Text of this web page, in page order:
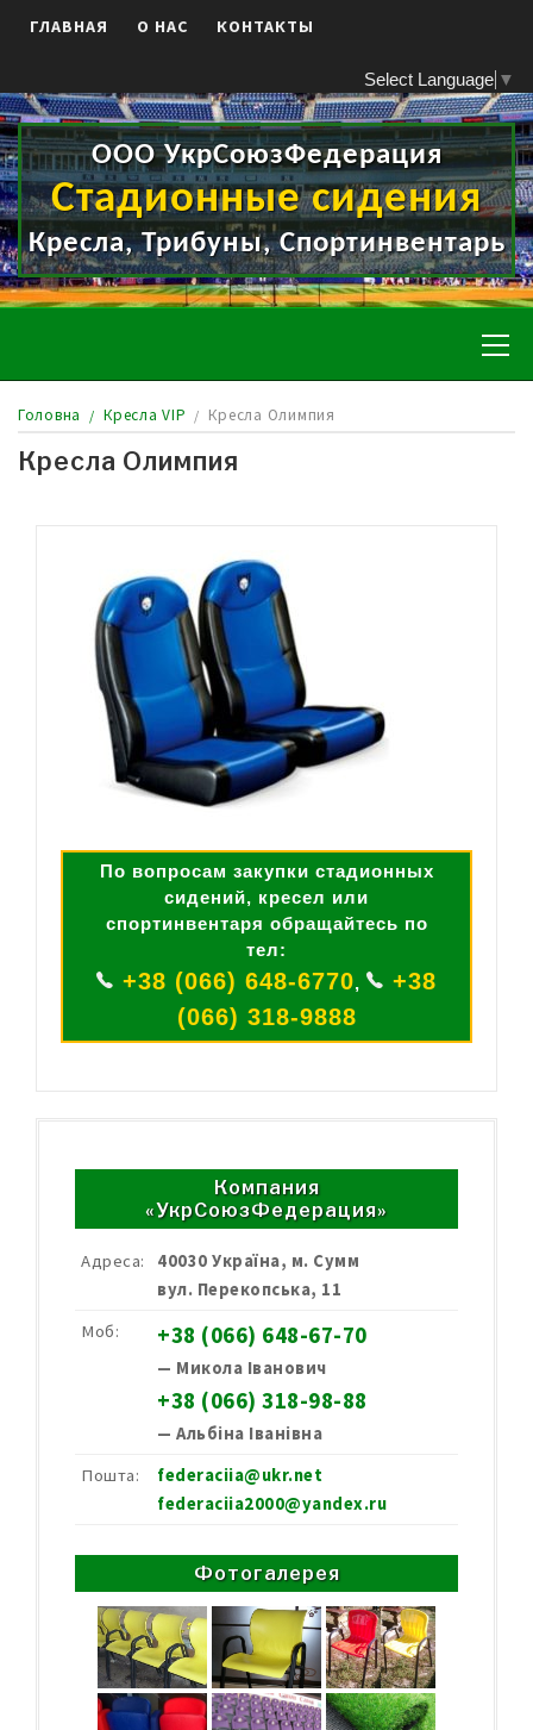
ГЛАВНАЯ О НАС КОНТАКТЫ
Select Language ▼
ООО УкрСоюзФедерация
Стадионные сидения
Кресла, Трибуны, Спортинвентарь
Головна Кресла VIP Кресла Олимпия
Кресла Олимпия
По вопросам закупки стадионных
сидений, кресел или
спортинвентаря обращайтесь по
тел:
+38 (066) 648-6770,
+38
(066) 318-9888
Компания
«УкрСоюзФедерация»
Адреса:
40030 Україна, м. Сумм
вул. Перекопська, 11
Моб:
+38 (066) 648-67-70
— Микола Іванович
+38 (066) 318-98-88
— Альбіна Іванівна
Пошта:
federaciia@ukr.net
federaciia2000@yandex.ru
Фотогалерея